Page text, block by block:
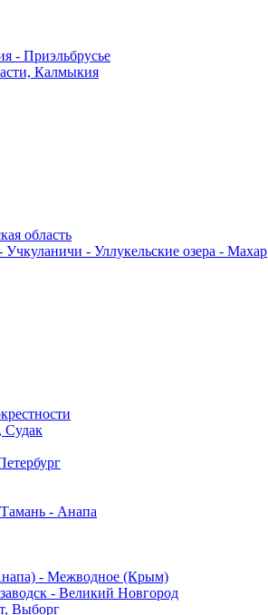
- Приэльбрусье
Калмыкия
область
- Уллукельские озера - Махар
Судак
- Анапа
- Межводное (Крым)
- Великий Новгород
Выборг